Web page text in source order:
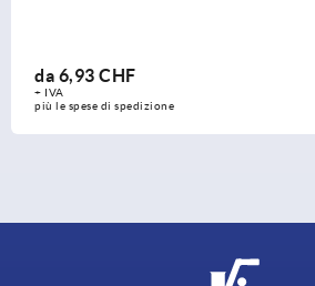
da 6,93 CHF
+ IVA
più le spese di spedizione